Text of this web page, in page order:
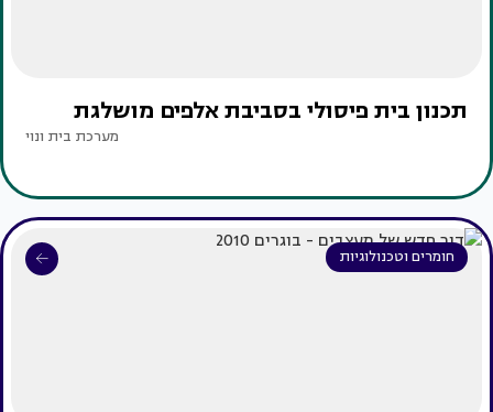
תכנון בית פיסולי בסביבת אלפים מושלגת
מערכת בית ונוי
חומרים וטכנולוגיות